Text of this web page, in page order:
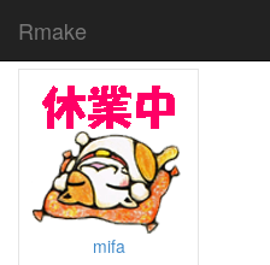
Rmake
mifa